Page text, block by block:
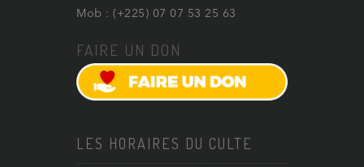
Mob : (+225) 07 07 53 25 63
FAIRE UN DON
LES HORAIRES DU CULTE